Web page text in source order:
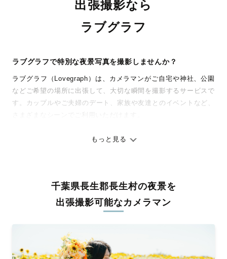
出張撮影なら
ラブグラフ
ラブグラフで特別な夜景写真を撮影しませんか？
ラブグラフ（Lovegraph）は、カメラマンがご自宅や神社、公園
などご希望の場所に出張して、大切な瞬間を撮影するサービスで
す。カップルやご夫婦のデート、家族や友達とのイベントなど、
ありのままの空気感を大切に、何十年経っても見返したくなるよ
料金は全国どこでも一律。わかりやすく安心の価格設定です。オ
リジナルの研修と厳正な審査に合格し、撮影技術やホスピタリテ
ィを身につけたプロのカメラマンが全国47都道府県に在籍してい
験をお届けします。
丁寧なレタッチで思い出を美しく仕上げます
もっと見る
千葉県長生郡長生村の夜景を
出張撮影可能なカメラマン